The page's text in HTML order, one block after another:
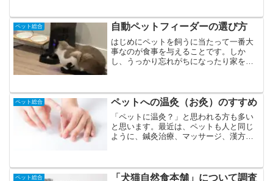
ウイルス」「ZiACO(ジアコ)」のおすすめ
ポイントの...
ペット総合 自動ペットフィーダーの選び方
はじめにペットを飼うに当たって一番大
事なのが食事を与えることです。しか
し、うっかり忘れがちになったり家をあ
「自動ペットフィーダー」のご...
ペット総合 ペットへの温灸（お灸）のすすめ
「ペットに温灸？」と思われる方も多い
と思います。最近は、ペットも人と同じ
ように、鍼灸治療、マッサージ、漢方、
も、温灸は、自宅で簡単にできることで
すので、是非、愛犬・愛猫に...
ペット総合
「犬猫自然食本舗」について調査